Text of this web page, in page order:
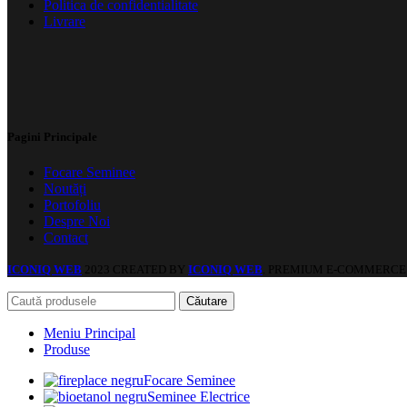
Politica de confidentialitate
Livrare
Pagini Principale
Focare Seminee
Noutăți
Portofoliu
Despre Noi
Contact
ICONIQ WEB 2023 CREATED BY ICONIQ WEB . PREMIUM E-
Căutare
Meniu Principal
Produse
Focare Seminee
Seminee Electrice